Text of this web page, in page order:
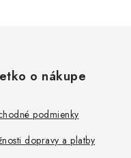
o nákupe
podmienky
dopravy a platby